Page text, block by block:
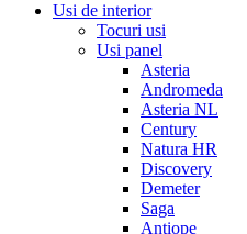
Usi de interior
Tocuri usi
Usi panel
Asteria
Andromeda
Asteria NL
Century
Natura HR
Discovery
Demeter
Saga
Antiope